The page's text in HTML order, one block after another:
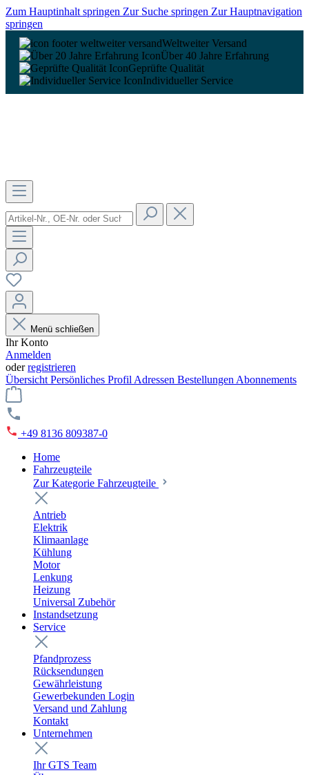
Zum Hauptinhalt springen Zur Suche springen Zur Hauptnavigation
springen
Weltweiter Versand
Über 40 Jahre Erfahrung
Geprüfte Qualität
Individueller Service
Menü schließen
Ihr Konto
Anmelden
oderregistrieren
Übersicht Persönliches Profil Adressen Bestellungen Abonnements
+49 8136 809387-0
Home
Fahrzeugteile
Zur Kategorie Fahrzeugteile
Antrieb
Elektrik
Klimaanlage
Kühlung
Motor
Lenkung
Heizung
Universal Zubehör
Instandsetzung
Service
Pfandprozess
Rücksendungen
Gewährleistung
Gewerbekunden Login
Versand und Zahlung
Kontakt
Unternehmen
Ihr GTS Team